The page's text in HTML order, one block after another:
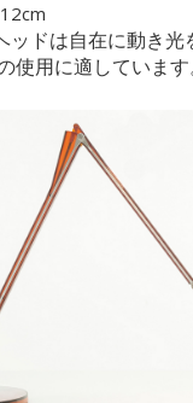
ッドは自在に動き
使用に適しています